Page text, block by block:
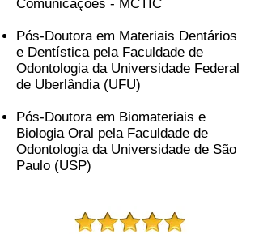
Comunicações - MCTIC
Pós-Doutora em Materiais Dentários
e Dentística pela Faculdade de
Odontologia da Universidade Federal
de Uberlândia (UFU)
Pós-Doutora em Biomateriais e
Biologia Oral pela Faculdade de
Odontologia da Universidade de São
Paulo (USP)